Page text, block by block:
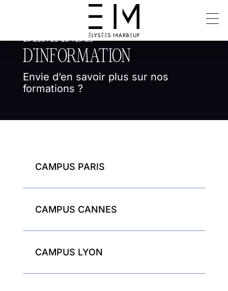
DEMANDE
D’INFORMATION
Envie d’en savoir plus sur nos
formations ?
CAMPUS PARIS
CAMPUS CANNES
CAMPUS LYON